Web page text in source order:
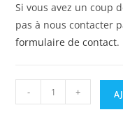
Si vous avez un coup
pas à nous contacter
formulaire de contact.
- +